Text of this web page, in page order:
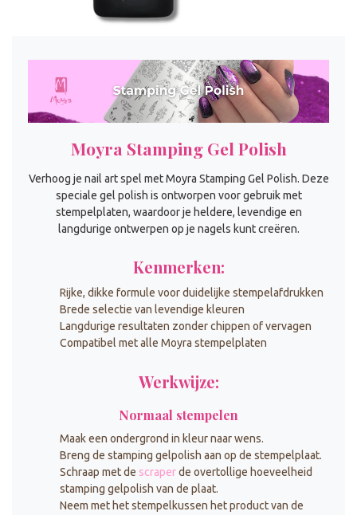
Moyra Stamping Gel Polish
Verhoog je nail art spel met Moyra Stamping Gel Polish. Deze
speciale gel polish is ontworpen voor gebruik met
stempelplaten, waardoor je heldere, levendige en
langdurige ontwerpen op je nagels kunt creëren.
Kenmerken:
Rijke, dikke formule voor duidelijke stempelafdrukken
Brede selectie van levendige kleuren
Langdurige resultaten zonder chippen of vervagen
Compatibel met alle Moyra stempelplaten
Werkwijze:
Normaal stempelen
Maak een ondergrond in kleur naar wens.
Breng de stamping gelpolish aan op de stempelplaat.
Schraap met de scraperde overtollige hoeveelheid
stamping gelpolish van de plaat.
Neem met het stempelkussen het product van de